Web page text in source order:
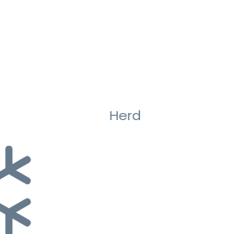
Herd